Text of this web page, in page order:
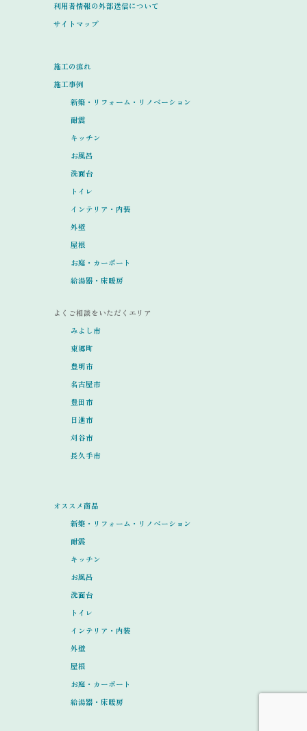
利用者情報の外部送信について
サイトマップ
施工の流れ
施工事例
新築・リフォーム・リノベーション
耐震
キッチン
お風呂
洗面台
トイレ
インテリア・内装
外壁
屋根
お庭・カーポート
給湯器・床暖房
よくご相談をいただくエリア
みよし市
東郷町
豊明市
名古屋市
豊田市
日進市
刈谷市
長久手市
オススメ商品
新築・リフォーム・リノベーション
耐震
キッチン
お風呂
洗面台
トイレ
インテリア・内装
外壁
屋根
お庭・カーポート
給湯器・床暖房